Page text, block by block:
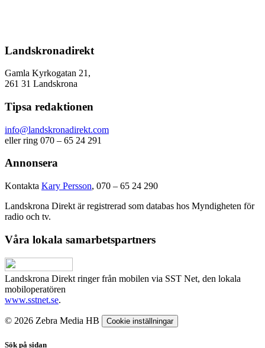
Landskronadirekt
Gamla Kyrkogatan 21,
261 31 Landskrona
Tipsa redaktionen
info@landskronadirekt.com
eller ring 070 – 65 24 291
Annonsera
Kontakta Kary Persson, 070 – 65 24 290
Landskrona Direkt är registrerad som databas hos Myndigheten för
radio och tv.
Våra lokala samarbetspartners
Landskrona Direkt ringer från mobilen via SST Net, den lokala
mobiloperatören
www.sstnet.se.
© 2026 Zebra Media HB Cookie inställningar
Sök på sidan